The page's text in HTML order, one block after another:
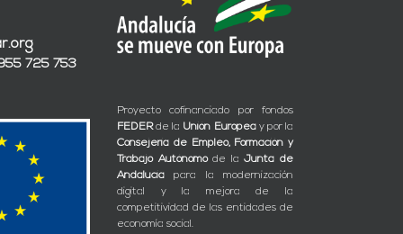
725 753
Proyecto cofinanciado por fondos
FEDERde la Unión Europeay por la
Consejería de Empleo, Formación y
Trabajo Autónomode laJunta de
Andalucía para la modernización
digital y la mejora de la
competitividad de las entidades de
economía social.